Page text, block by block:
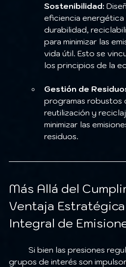
Sostenibilidad:
eficiencia energética
durabilidad,
para minimizar las
vida útil. Esto se
los principios de la
Gestión de
programas robustos
reutilización y
minimizar las
residuos.
Más Allá del
Ventaja
Integral de
grupos de interés son